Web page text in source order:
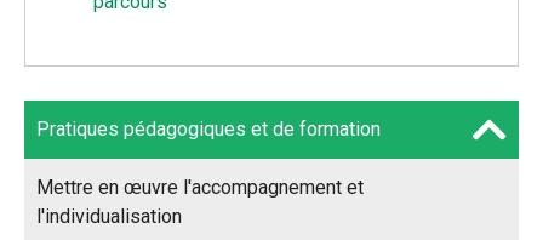
Pratiques pédagogiques et de formation
Mettre en œuvre l'accompagnement et
l'individualisation